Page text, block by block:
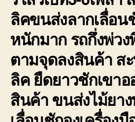
ลิคขนส่งลากเลื่อน
หนักมาก รถกึ่งพ่ว
ตามจุดลงสินค้า ส
ลิค ยืดยาวชักเขาอ
สินค้า ขนส่งไม้ยา